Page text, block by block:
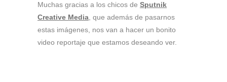
Muchas gracias a los chicos de Sputnik
Creative Media , que además de pasarnos
estas imágenes, nos van a hacer un bonito
video reportaje que estamos deseando ver.